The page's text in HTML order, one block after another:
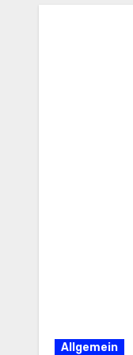
Allgemein